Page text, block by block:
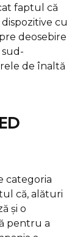
faptul că
cu
deosebire
sud-
de înaltă
categoria
că, alături
și o
pentru a